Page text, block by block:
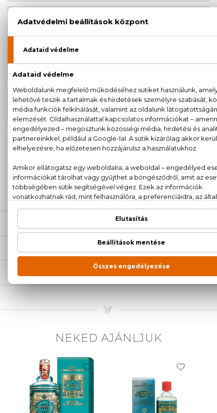
2.950 Ft
BIO
Aloe Vera Tusfürdő 250 ml
2.600 Ft
100% eredeti termékek,14 napos visszaküldési
Kérdésed van, elakadtál? Hívd ügyfélszolgálatunkat:+36
20 779 1924
SZÁLLÍTÁS
NEKED AJÁNLJUK